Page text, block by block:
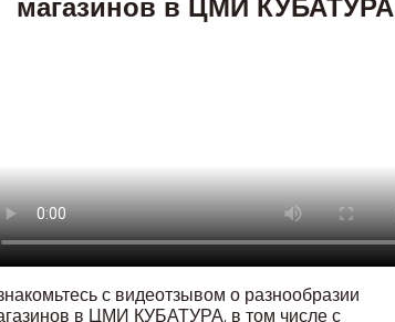
магазинов в ЦМИ КУБАТУРА
с видеотзывом о разнообразии
в ЦМИ КУБАТУРА, в том числе с